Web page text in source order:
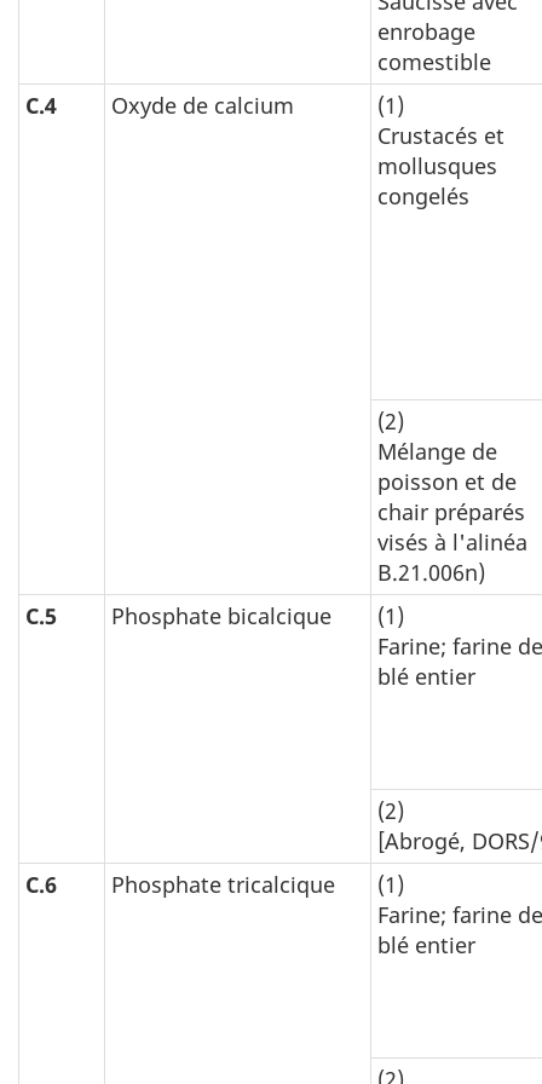
enrobage
comestible
C.4
Oxyde de calcium
(1)
Crustacés et
mollusques
congelés
(2)
Mélange de
poisson et de
chair préparés
visés à l'alinéa
B.21.006n)
C.5
Phosphate bicalcique
(1)
Farine; farine de
blé entier
(2)
[Abrogé,
C.6
Phosphate tricalcique
(1)
Farine; farine de
blé entier